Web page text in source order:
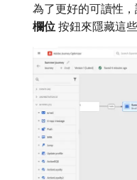
為了更好的可讀性
欄位 按鈕來隱藏這些